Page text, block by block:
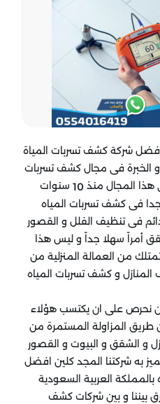
شركة كشف تسربات المياة
و الخبرة فى مجال كشف تسربات
هذا المجال منذ 10 سنوات
فى كشف تسربات المياه
فى تنظيف الفلل و القصور
أمراً سهلا جداً و ليس هذا
من العمالة المنزلية من
و كشف تسربات المياه
نحرص على ان يكتسب هؤلاء
طريق المزاولة المستمرة من
و الشقق و البيوت و القصور
به شركتنا المجد كلين افضل
العربية السعودية
بيننا و بين شركات كشف